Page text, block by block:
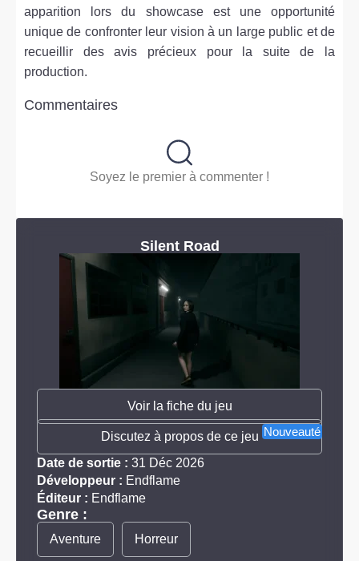
apparition lors du showcase est une opportunité
unique de confronter leur vision à un large public et de
recueillir des avis précieux pour la suite de la
production.
Commentaires
Soyez le premier à commenter !
Silent Road
Voir la fiche du jeu
Nouveauté
Discutez à propos de ce jeu
Date de sortie : 31 Déc 2026
Développeur : Endflame
Éditeur : Endflame
Genre :
Aventure Horreur